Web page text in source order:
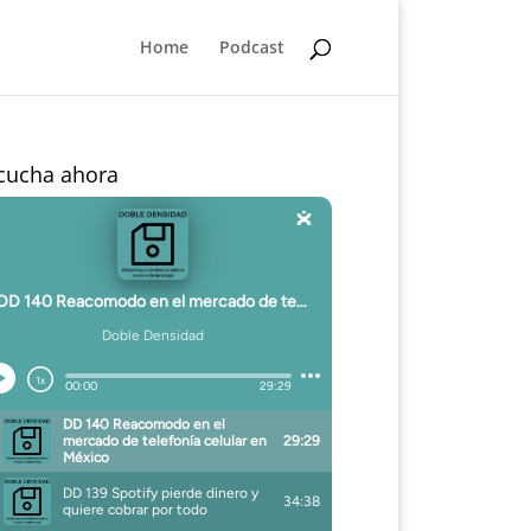
Home Podcast
ahora